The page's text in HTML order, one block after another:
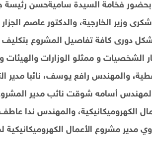
بحضور فخامة السيدة ساميةحسن رئيسة
وزير الخارجية، والدكتور عاصم
بشكل دورى كافة تفاصيل المشروع
الشخصيات و ممثلو الوزارات والهيئات
والمهندس رافع يوسف، نائبا مدير
أسامه شوقت نائب مدير
الكهروميكانيكية، والمهندس ندا
مدير مشروع الأعمال الكهروميكانيكية